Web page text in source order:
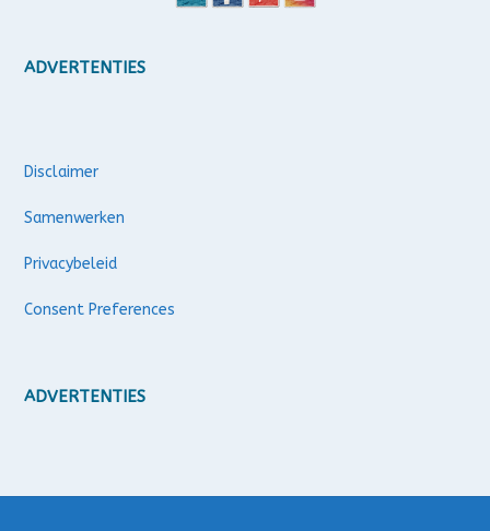
ADVERTENTIES
Disclaimer
Samenwerken
Privacybeleid
Consent Preferences
ADVERTENTIES